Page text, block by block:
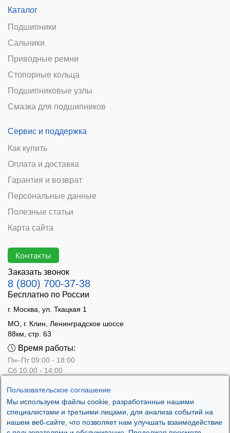
Пользовательское соглашение
Мы используем файлы cookie, разработанные нашими
специалистами и третьими лицами, для анализа событий на
нашем веб-сайте, что позволяет нам улучшать взаимодействие
Каталог
Подшипники
Сальники
Приводные ремни
Стопорные кольца
Подшипниковые узлы
Смазка для подшипников
Сервис и поддержка
Как купить
Оплата и доставка
Гарантия и возврат
Персональные данные
Полезные статьи
Карта сайта
Контакты
Заказать звонок
8 (800) 700-37-38
Бесплатно по России
г. Москва, ул. Ткацкая 1
МО, г. Клин, Ленинградское шоссе
88км, стр. 63
Время работы:
Пн–Пт 09:00 - 18:00
Сб 10:00 - 14:00